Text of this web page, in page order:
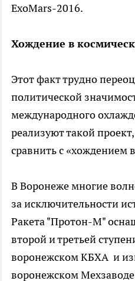
ExoMars-2016.
Хождение в
Этот факт трудно
политической
международного
реализуют такой
сравнить с «хождением
В Воронеже многие
за исключительности
Ракета "Протон-М"
второй и третьей
воронежском КБХА и
воронежском